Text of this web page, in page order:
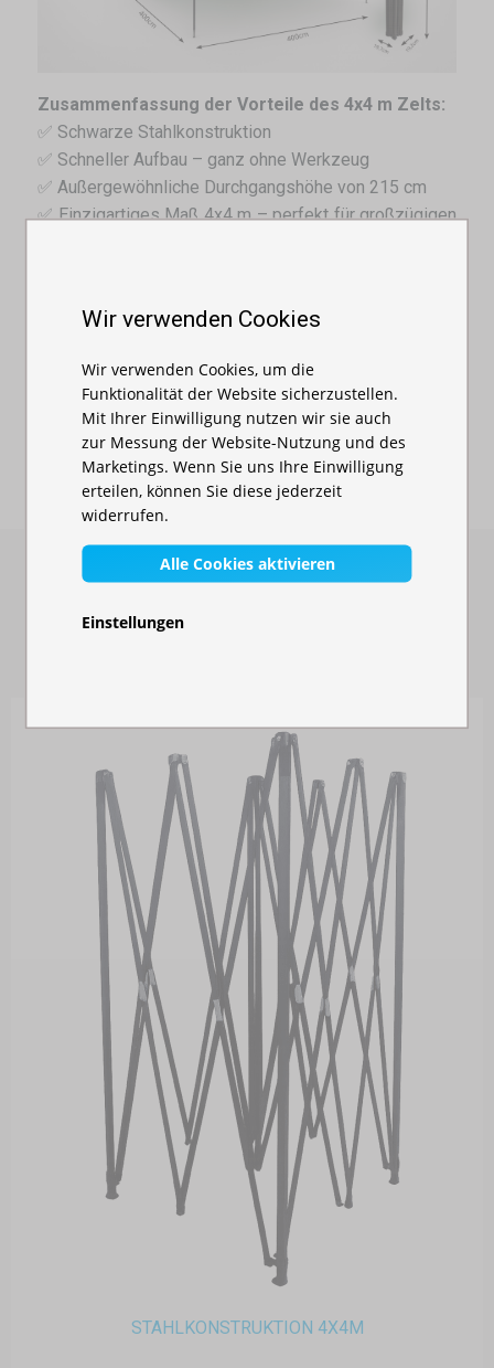
Zusammenfassung der Vorteile des 4x4 m Zelts:
✅ Schwarze Stahlkonstruktion
✅ Schneller Aufbau – ganz ohne Werkzeug
✅ Außergewöhnliche Durchgangshöhe von 215 cm
✅ Einzigartiges Maß 4x4 m – perfekt für großzügigen
✅ Geeignet für Märkte, Promotion, Events, Hochzeiten
Andere Dimensionen:2x2,2x3 ,3x3,3x4,5,3x6
ERSATZTEILE
STAHLKONSTRUKTION 4X4M
Wir verwenden Cookies
Wir verwenden Cookies, um die
Funktionalität der Website sicherzustellen.
Mit Ihrer Einwilligung nutzen wir sie auch
zur Messung der Website-Nutzung und des
Marketings. Wenn Sie uns Ihre Einwilligung
erteilen, können Sie diese jederzeit
widerrufen.
Alle Cookies aktivieren
Einstellungen